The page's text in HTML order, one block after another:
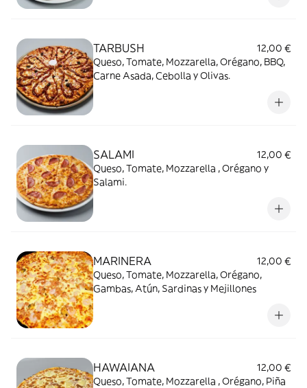
TARBUSH
12,00 €
Queso, Tomate, Mozzarella, Orégano, BBQ,
Carne Asada, Cebolla y Olivas.
SALAMI
12,00 €
Queso, Tomate, Mozzarella , Orégano y
Salami.
MARINERA
12,00 €
Queso, Tomate, Mozzarella, Orégano,
Gambas, Atún, Sardinas y Mejillones
HAWAIANA
12,00 €
Queso, Tomate, Mozzarella , Orégano, Piña